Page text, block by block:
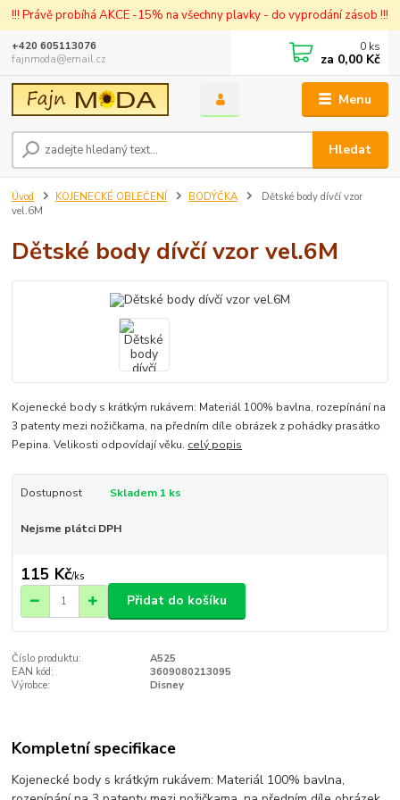
!!! Právě probíhá AKCE -15% na všechny plavky - do vyprodání zásob !!!
Menu
Hledat
+420 605113076
fajnmoda@email.cz
0 ks
za 0,00 Kč
Úvod KOJENECKÉ OBLEČENÍ BODÝČKA
Dětské body dívčí vzor
vel.6M
Dětské body dívčí vzor vel.6M
Kojenecké body s krátkým rukávem: Materiál 100% bavlna, rozepínání na
3 patenty mezi nožičkama, na předním díle obrázek z pohádky prasátko
Pepina. Velikosti odpovídají věku. celý popis
Dostupnost Skladem 1 ks
Nejsme plátci DPH
115 Kč/ks
Přidat do košíku
Číslo produktu:
A525
EAN kód:
3609080213095
Výrobce:
Disney
Kompletní specifikace
Kojenecké body s krátkým rukávem: Materiál 100% bavlna,